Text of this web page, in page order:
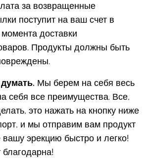
за возвращенные
поступит на ваш счет в
доставки
Продукты должны быть
Мы берем на себя весь
себя все преимущества. Все,
это нажать на кнопку ниже
и мы отправим вам продукт
эрекцию быстро и легко!